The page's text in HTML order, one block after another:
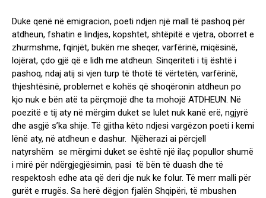
Duke qenë në emigracion, poeti ndjen një mall të pashoq për
atdheun, fshatin e lindjes, kopshtet, shtëpitë e vjetra, oborret e
zhurmshme, fqinjët, bukën me sheqer, varfërinë, miqësinë,
lojërat, çdo gjë që e lidh me atdheun. Sinqeriteti i tij është i
pashoq, ndaj atij si vjen turp të thotë të vërtetën, varfërinë,
thjeshtësinë, problemet e kohës që shoqëronin atdheun po
kjo nuk e bën atë ta përçmojë dhe ta mohojë ATDHEUN. Në
poezitë e tij aty në mërgim duket se lulet nuk kanë erë, ngjyrë
dhe asgjë s’ka shije. Të gjitha këto ndjesi vargëzon poeti i kemi
lënë aty, në atdheun e dashur. Njëherazi ai përcjell
natyrshëm se mërgimi duket se është një ilaç popullor shumë
i mirë për ndërgjegjësimin, pasi të bën të duash dhe të
respektosh edhe ata që deri dje nuk ke folur. Të merr malli për
gurët e rrugës. Sa herë dëgjon fjalën Shqipëri, të mbushen